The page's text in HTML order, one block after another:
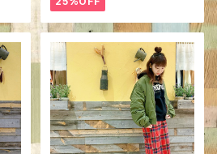
ウター